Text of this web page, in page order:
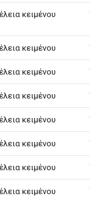
κειμένου
κειμένου
κειμένου
κειμένου
κειμένου
κειμένου
κειμένου
κειμένου